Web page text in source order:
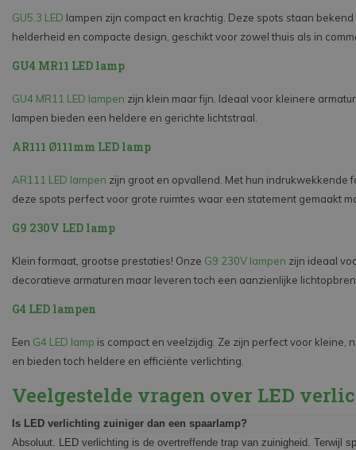
GU5.3 LED lampen zijn compact en krachtig. Deze spots staan bekend
helderheid en compacte design, geschikt voor zowel thuis als in
GU4 MR11 LED lamp
GU4 MR11 LED lampen zijn klein maar fijn. Ideaal voor kleinere
lampen bieden een heldere en gerichte lichtstraal.
AR111 Ø111mm LED lamp
AR111 LED lampen zijn groot en opvallend. Met hun indrukwekkende
deze spots perfect voor grote ruimtes waar een statement gemaakt
G9 230V LED lamp
Klein formaat, grootse prestaties! Onze G9 230V lampen zijn ideaal
decoratieve armaturen maar leveren toch een aanzienlijke
G4 LED lampen
Een G4 LED lamp is compact en veelzijdig. Ze zijn perfect voor kleine,
en bieden toch heldere en efficiënte verlichting.
Veelgestelde vragen over LED
Is LED verlichting zuiniger dan een spaarlamp?
Absoluut. LED verlichting is de overtreffende trap van zuinigheid. Terwijl